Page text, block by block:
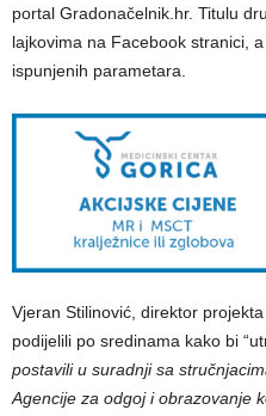
portal Gradonačelnik.hr. Titulu
lajkovima na Facebook stranici,
ispunjenih parametara.
Vjeran Stilinović, direktor
podijelili po sredinama kako bi
postavili u suradnji sa
Agencije za odgoj i obrazovanje